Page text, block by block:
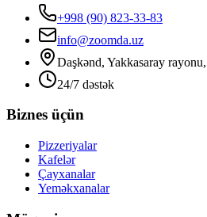
+998 (90) 823-33-83
info@zoomda.uz
Daşkənd, Yakkasaray
24/7 dəstək
Biznes üçün
Pizzeriyalar
Kafelər
Çayxanalar
Yeməkxanalar